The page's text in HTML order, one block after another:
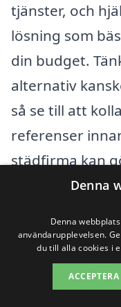
tjänster, och
lösning som
din budget.
alternativ
så se till att
referenser
städfirma kan
investera tid i
Få 3
förpliktelser
Denna
Denna
användarupplevelsen.
du till alla cookies i